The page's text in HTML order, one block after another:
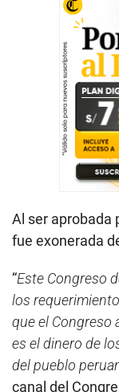
Al ser aprobada
fue exonerada
“Este Congreso
los
que el Congreso
es el dinero de
del pueblo
canal del